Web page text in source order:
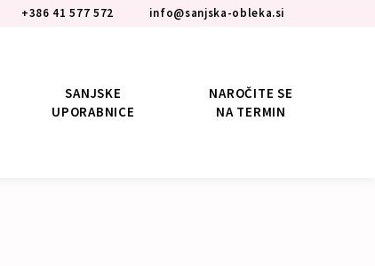
info@sanjska-obleka.si
+386 41 577 572
SANJSKE
UPORABNICE
NAROČITE SE
NA TERMIN